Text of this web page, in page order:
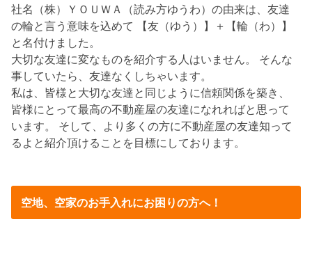
社名（株）ＹＯＵＷＡ（読み方ゆうわ）の由来は、友達
の輪と言う意味を込めて 【友（ゆう）】＋【輪（わ）】
と名付けました。
大切な友達に変なものを紹介する人はいません。 そんな
事していたら、友達なくしちゃいます。
私は、皆様と大切な友達と同じように信頼関係を築き、
皆様にとって最高の不動産屋の友達になれればと思って
います。 そして、より多くの方に不動産屋の友達知って
るよと紹介頂けることを目標にしております。
空地、空家のお手入れにお困りの方へ！